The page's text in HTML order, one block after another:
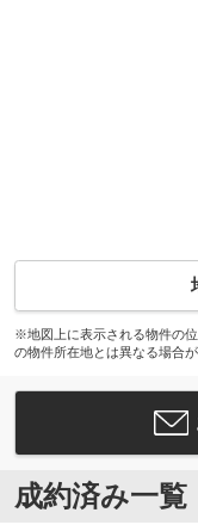
※地図上に表示される物件の
の物件所在地とは異なる場合が
成約済み一覧